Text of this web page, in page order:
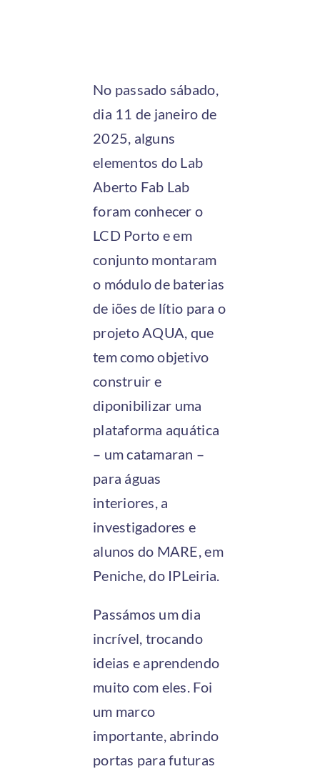
No passado sábado,
dia 11 de janeiro de
2025, alguns
elementos do Lab
Aberto Fab Lab
foram conhecer o
LCD Porto e em
conjunto montaram
o módulo de baterias
de iões de lítio para o
projeto AQUA, que
tem como objetivo
construir e
diponibilizar uma
plataforma aquática
– um catamaran –
para águas
interiores, a
investigadores e
alunos do MARE, em
Peniche, do IPLeiria.
Passámos um dia
incrível, trocando
ideias e aprendendo
muito com eles. Foi
um marco
importante, abrindo
portas para futuras